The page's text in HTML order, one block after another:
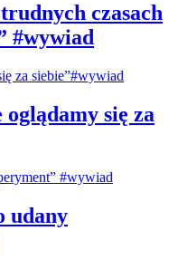
czasach
#wywiad
oglądamy się za
udany